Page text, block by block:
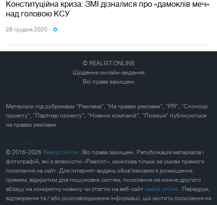
Конституційна криза: ЗМІ дізналися про «дамоклів меч»
над головою КСУ
28 грудня 2020
© REALIST.ONLINE
Щоденне онлайн-видання
Всі права захищені
Матеріали під рубриками "Реклама", "На правах реклами", "PR", "Спонсор
проекту", "Партнер проекту", "Новини компаній", "Позиція" публікуються
на правах реклами
Карта сайта
© 2016-2026 Realist.online . Всі права захищені. Републікація матеріалів і
фотографій, які є власністю «Реаліст», можлива тільки за умови прямого
посилання на сайт. Для інтернет-видань обов'язковим є розміщення
прямим, відкритим для пошукових систем, посилання не нижче другого
абзацу на конкретну новину чи статтю на веб-сайт realist.online . Передрук,
відтворення та / або розповсюдження інформації, що містить посилання на